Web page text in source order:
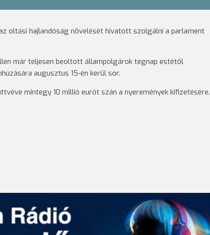
oltási hajlandóság növelését hivatott szolgálni a parlament
már teljesen beoltott állampolgárok tegnap estétől
augusztus 15-én kerül sor.
mintegy 10 millió eurót szán a nyeremények kifizetésére.